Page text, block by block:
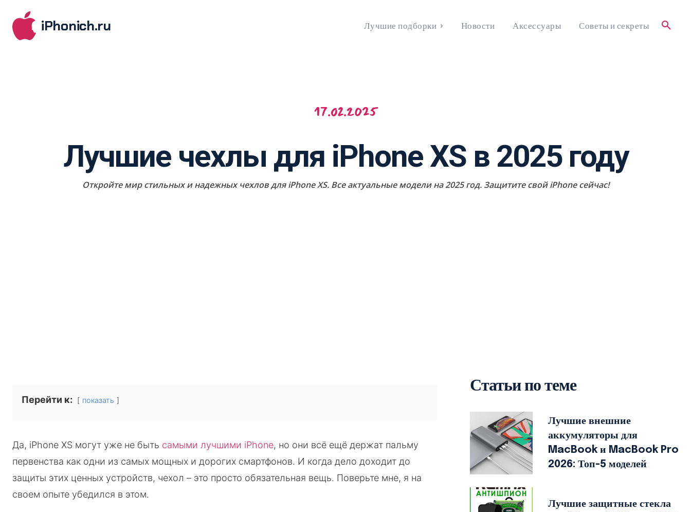
iPhonich.ru Лучшие подборки Новости Аксессуары Советы и секреты
17.02.2025
Лучшие чехлы для iPhone XS в 2025 году
Откройте мир стильных и надежных чехлов для iPhone XS. Все актуальные модели на 2025 год. Защитите свой iPhone сейчас!
Перейти к: показать
Да, iPhone XS могут уже не быть самыми лучшими iPhone, но они всё ещё держат пальму
первенства как одни из самых мощных и дорогих смартфонов. И когда дело доходит до
защиты этих ценных устройств, чехол – это просто обязательная вещь. Поверьте мне, я на
своем опыте убедился в этом.
Статьи по теме
Лучшие внешние
аккумуляторы для
MacBook и MacBook Pro
2026: Топ-5 моделей
Лучшие защитные стекла